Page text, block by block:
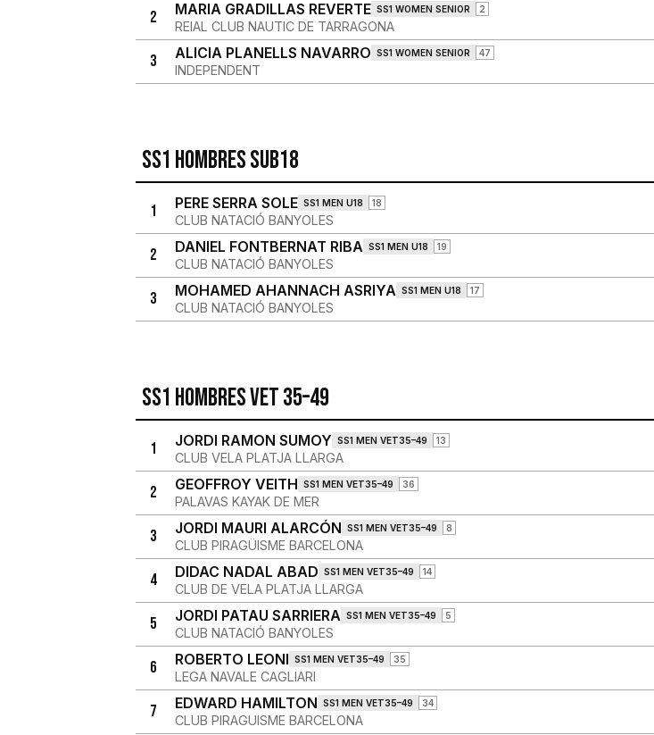
2 MARIA GRADILLAS REVERTE SS1 WOMEN SENIOR 2
REIAL CLUB NAUTIC DE TARRAGONA
3 ALICIA PLANELLS NAVARRO SS1 WOMEN SENIOR 47
INDEPENDENT
SS1 Hombres Sub18
1 PERE SERRA SOLE SS1 MEN U18 18
CLUB NATACIÓ BANYOLES
2 DANIEL FONTBERNAT RIBA SS1 MEN U18 19
CLUB NATACIÓ BANYOLES
3 MOHAMED AHANNACH ASRIYA SS1 MEN U18 17
CLUB NATACIÓ BANYOLES
SS1 Hombres VET 35–49
1 JORDI RAMON SUMOY SS1 MEN VET35–49 13
CLUB VELA PLATJA LLARGA
2 GEOFFROY VEITH SS1 MEN VET35–49 36
PALAVAS KAYAK DE MER
3 JORDI MAURI ALARCÓN SS1 MEN VET35–49 8
CLUB PIRAGÜISME BARCELONA
4 DIDAC NADAL ABAD SS1 MEN VET35–49 14
CLUB DE VELA PLATJA LLARGA
5 JORDI PATAU SARRIERA SS1 MEN VET35–49 5
CLUB NATACIÓ BANYOLES
6 ROBERTO LEONI SS1 MEN VET35–49 35
LEGA NAVALE CAGLIARI
7 EDWARD HAMILTON SS1 MEN VET35–49 34
CLUB PIRAGUISME BARCELONA